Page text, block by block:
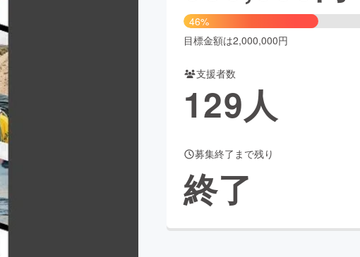
ビューティー・ヘルスケア
for Social Good
ふるさと納税
46%
目標金額は2,000,000円
支援者数
129人
募集終了まで残り
終了